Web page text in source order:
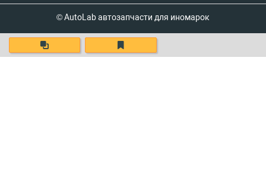
© AutoLab автозапчасти для иномарок